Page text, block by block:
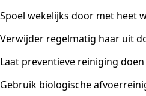
Spoel wekelijks door met heet
Verwijder regelmatig haar uit
Laat preventieve reiniging
Gebruik biologische